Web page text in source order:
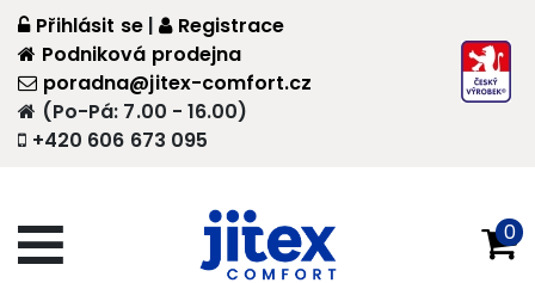
+420 606 673 095
(Po-Pá: 7.00 - 16.00)
poradna@jitex-comfort.cz
Přihlásit se |
Registrace
Podniková prodejna
0